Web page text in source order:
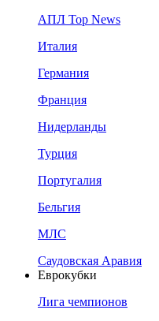
АПЛ Top News
Италия
Германия
Франция
Нидерланды
Турция
Португалия
Бельгия
МЛС
Саудовская Аравия
Еврокубки
Лига чемпионов